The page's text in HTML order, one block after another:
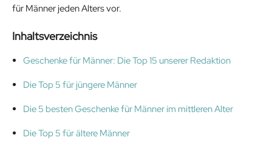
für Männer jeden Alters vor.
Inhaltsverzeichnis
Geschenke für Männer: Die Top 15 unserer Redaktion
Die Top 5 für jüngere Männer
Die 5 besten Geschenke für Männer im mittleren Alter
Die Top 5 für ältere Männer